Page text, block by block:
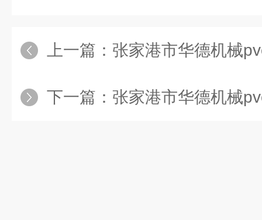
上一篇： 张家港市华德机械pvc
下一篇： 张家港市华德机械